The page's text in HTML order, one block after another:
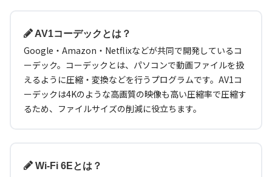
AV1コーデックとは？
Google・Amazon・Netflixなどが共同で開発しているコ
ーデック。コーデックとは、パソコンで動画ファイルを扱
えるように圧縮・変換などを行うプログラムです。AV1コ
ーデックは4Kのような高画質の映像も高い圧縮率で圧縮す
るため、ファイルサイズの削減に役立ちます。
Wi-Fi 6Eとは？